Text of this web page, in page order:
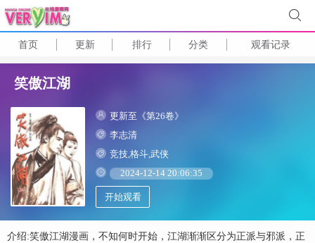
首页 更新 排行 分类 观看记录
笑傲江湖
更新至《第26卷》
李志清
竞技,格斗,武侠
2024-12-14 20:06:35
开始观看
介绍:笑傲江湖漫画，不知何时开始，江湖渐渐区分为正派与邪派，正